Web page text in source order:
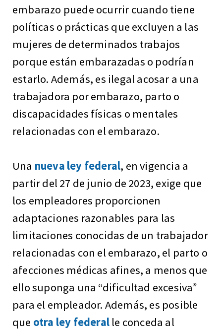
embarazo puede ocurrir cuando tiene
políticas o prácticas que excluyen a las
mujeres de determinados trabajos
porque están embarazadas o podrían
estarlo. Además, es ilegal acosar a una
trabajadora por embarazo, parto o
discapacidades físicas o mentales
relacionadas con el embarazo.
Una nueva ley federal, en vigencia a
partir del 27 de junio de 2023, exige que
los empleadores proporcionen
adaptaciones razonables para las
limitaciones conocidas de un trabajador
relacionadas con el embarazo, el parto o
afecciones médicas afines, a menos que
ello suponga una “dificultad excesiva”
para el empleador. Además, es posible
que otra ley federal le conceda al